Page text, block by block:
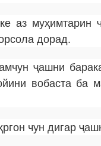
аз
дорад.
ҷашни
вобаста ба
чун дигар